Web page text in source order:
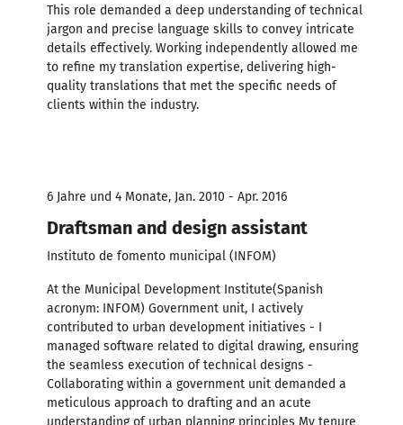
This role demanded a deep understanding of technical
jargon and precise language skills to convey intricate
details effectively. Working independently allowed me
to refine my translation expertise, delivering high-
quality translations that met the specific needs of
clients within the industry.
6 Jahre und 4 Monate, Jan. 2010 - Apr. 2016
Draftsman and design assistant
Instituto de fomento municipal (INFOM)
At the Municipal Development Institute(Spanish
acronym: INFOM) Government unit, I actively
contributed to urban development initiatives - I
managed software related to digital drawing, ensuring
the seamless execution of technical designs -
Collaborating within a government unit demanded a
meticulous approach to drafting and an acute
understanding of urban planning principles My tenure